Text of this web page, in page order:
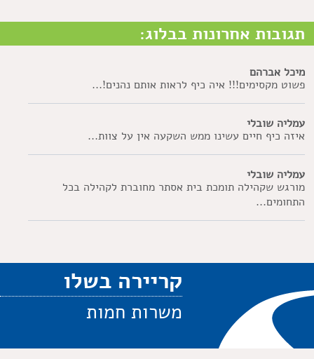
תגובות אחרונות בבלוג:
מיכל אברהם
פשוט מקסימים!!! איה כיף לראות אותם נהנים!...
עמליה שובלי
איזה כיף חיים עשינו ממש השקעה אין על צוות...
עמליה שובלי
מורגש שקהילה תומכת בית אסתר מחוברת לקהילה בכל
התחומים...
קריירה בשלו
משרות חמות